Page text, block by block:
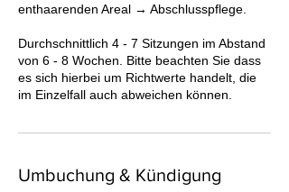
enthaarenden Areal → Abschlusspflege.
Durchschnittlich 4 - 7 Sitzungen im Abstand
von 6 - 8 Wochen. Bitte beachten Sie dass
es sich hierbei um Richtwerte handelt, die
im Einzelfall auch abweichen können.
Umbuchung & Kündigung